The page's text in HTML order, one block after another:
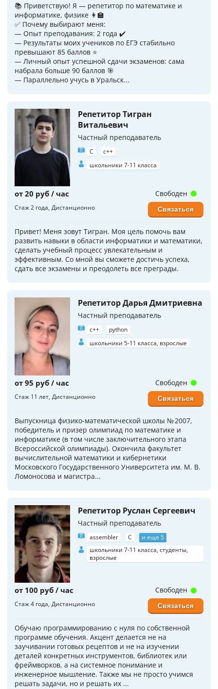
📚 Приветствую! Я — репетитор по математике и
информатике, физике 👩‍🏫
✅ Почему выбирают меня:
— Опыт преподавания: 2 года ✔️
— Результаты моих учеников по ЕГЭ стабильно
превышают 85 баллов ⭐️
— Личный опыт успешной сдачи экзаменов: сама
набрала больше 90 баллов 🎯
— Параллельно учусь в Уральск...
Репетитор Тигран
Витальевич
Частный преподаватель
C
c++
школьники 7-11 класса
от 20 руб / час
Стаж 2 года Дистанционно
Привет! Меня зовут Тигран. Моя цель помочь вам
развить навыки в области информатики и математики,
сделать учебный процесс увлекательным и
эффективным. Со мной вы сможете достичь успеха,
сдать все экзамены и преодолеть все преграды.
Свободен
Связаться
Репетитор Дарья Дмитриевна
Частный преподаватель
c++
python
школьники 5-11 класса, взрослые
от 95 руб / час
Стаж 11 лет Дистанционно
Выпускница физико-математической школы № 2007,
победитель и призер олимпиад по математике и
информатике (в том числе заключительного этапа
Всероссийской олимпиады). Окончила факультет
вычислительной математики и кибернетики
Московского Государственного Университета им. М. В.
Ломоносова и магистра...
Свободен
Связаться
Репетитор Руслан Сергеевич
Частный преподаватель
assembler C
и еще 5
школьники 7-11 класса, студенты,
взрослые
от 100 руб / час
Стаж 4 года Дистанционно
Обучаю программированию с нуля по собственной
программе обучения. Акцент делается не на
заучивании готовых рецептов и не на изучении
деталей конкретных инструментов, библиотек или
фреймворков, а на системное понимание и
инженерное мышление. Также мы не просто учимся
решать задачи, но и решать их ...
Свободен
Связаться